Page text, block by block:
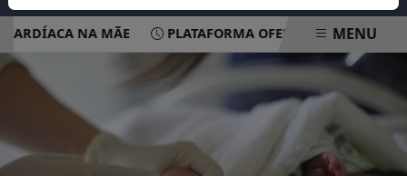
NA MÃE PLATAFORMA OFERECE ESCUTA EM
MENU